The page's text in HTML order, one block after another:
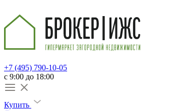
+7 (495) 790-10-05
c 9:00 до 18:00
Купить